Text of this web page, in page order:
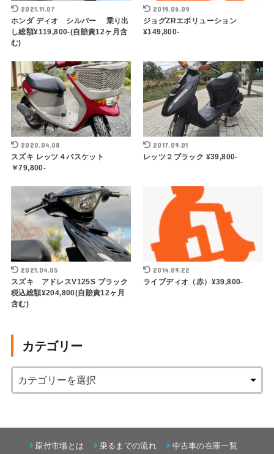
2021.11.07
ホンダ ディオ シルバー 乗り出
し総額¥119,800-(自賠責12ヶ月含
む)
2019.06.09
ジョグZRエボリューション
¥149,800-
2020.04.08
スズキ レッツ４バスケット
￥79,800-
2017.09.01
レッツ２ブラック ¥39,800-
2021.04.05
スズキ アドレスV125S ブラック
税込総額¥204,800(自賠責12ヶ月
含む)
2014.09.22
ライブディオ（赤）¥39,800-
カテゴリー
原付市場とは 乗るまでの流れ 中古車の在庫一覧